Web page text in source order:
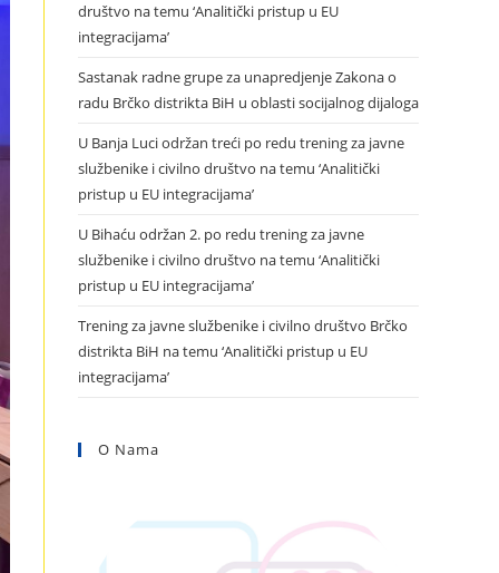
društvo na temu ‘Analitički pristup u EU
integracijama’
Sastanak radne grupe za unapredjenje Zakona o
radu Brčko distrikta BiH u oblasti socijalnog dijaloga
U Banja Luci održan treći po redu trening za javne
službenike i civilno društvo na temu ‘Analitički
pristup u EU integracijama’
U Bihaću održan 2. po redu trening za javne
službenike i civilno društvo na temu ‘Analitički
pristup u EU integracijama’
Trening za javne službenike i civilno društvo Brčko
distrikta BiH na temu ‘Analitički pristup u EU
integracijama’
O Nama